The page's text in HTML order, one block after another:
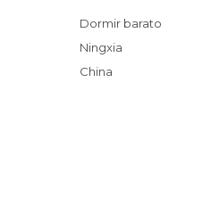
Dormir barato
Ningxia
China